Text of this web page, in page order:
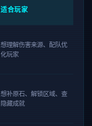
适合玩家
想理解伤害来源、配队优
化玩家
想补原石、解锁区域、查
隐藏成就